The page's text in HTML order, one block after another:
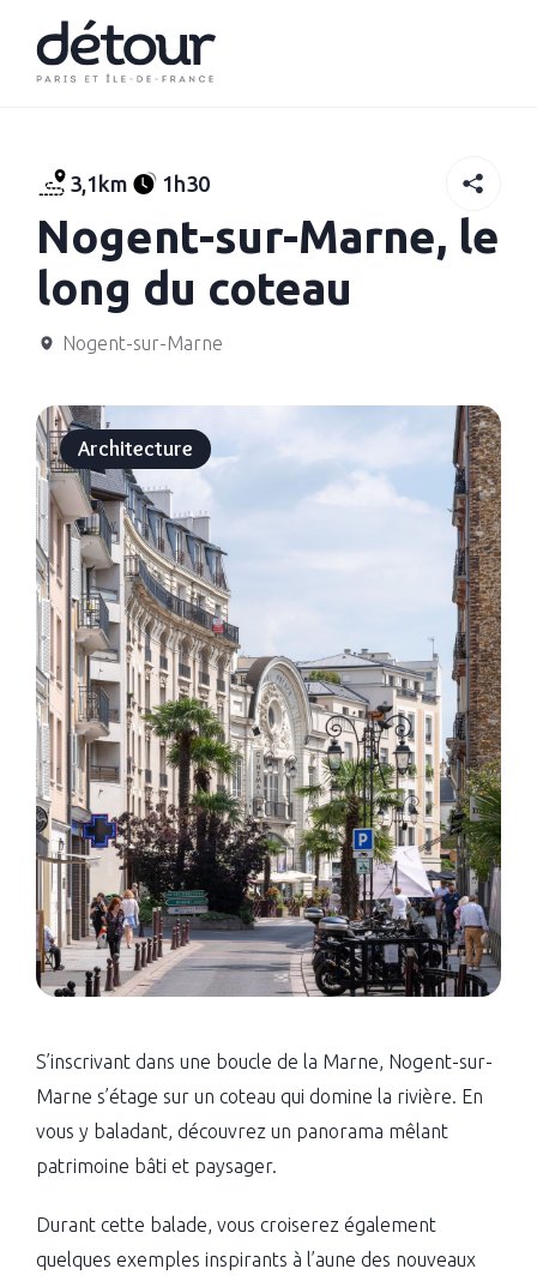
3,1km 1h30
Nogent-sur-Marne, le
long du coteau
Nogent-sur-Marne
Architecture
S’inscrivant dans une boucle de la Marne, Nogent-sur-
Marne s’étage sur un coteau qui domine la rivière. En
vous y baladant, découvrez un panorama mêlant
patrimoine bâti et paysager.
Durant cette balade, vous croiserez également
quelques exemples inspirants à l’aune des nouveaux